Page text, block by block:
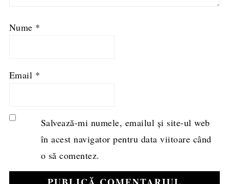
Nume *
Email *
Salvează-mi numele, emailul și site-ul web
în acest navigator pentru data viitoare când
o să comentez.